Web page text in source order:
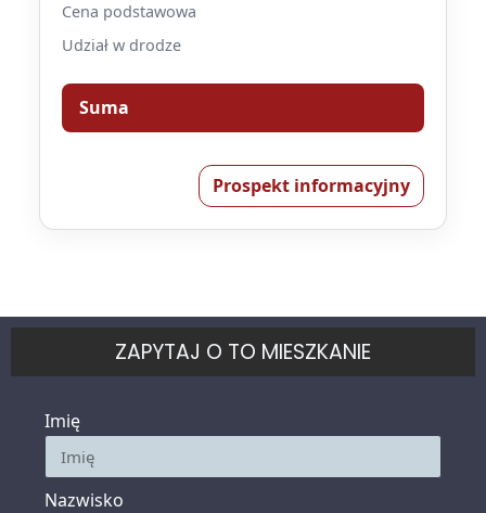
Cena podstawowa
Udział w drodze
Suma
Prospekt informacyjny
ZAPYTAJ O TO MIESZKANIE
Imię
Nazwisko